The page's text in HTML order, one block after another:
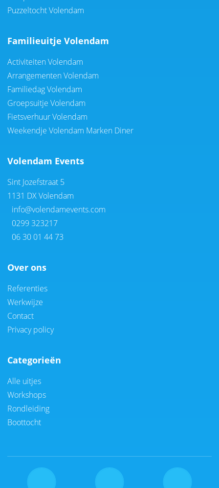
Puzzeltocht Volendam
Familieuitje Volendam
Activiteiten Volendam
Arrangementen Volendam
Familiedag Volendam
Groepsuitje Volendam
Fietsverhuur Volendam
Weekendje Volendam Marken Diner
Volendam Events
Sint Jozefstraat 5
1131 DX Volendam
info@volendamevents.com
0299 323217
06 30 01 44 73
Over ons
Referenties
Werkwijze
Contact
Privacy policy
Categorieën
Alle uitjes
Workshops
Rondleiding
Boottocht